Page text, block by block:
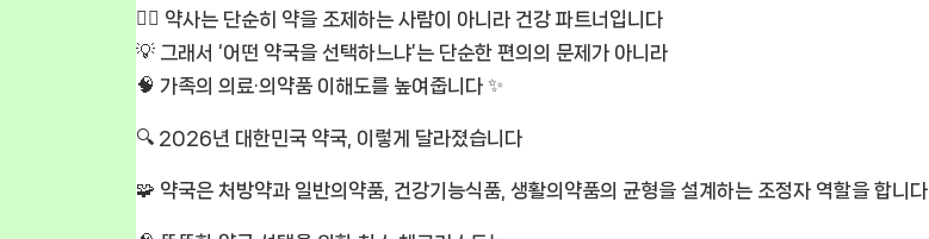
🧑‍⚕️ 약사는 단순히 약을 조제하는 사람이 아니라 건강 파트너입니다
💡 그래서 ‘어떤 약국을 선택하느냐’는 단순한 편의의 문제가 아니라
🧠 가족의 의료·의약품 이해도를 높여줍니다 ✨
🔍 2026년 대한민국 약국, 이렇게 달라졌습니다
🧩 약국은 처방약과 일반의약품, 건강기능식품, 생활의약품의 균형을 설계하는 조정자 역할을 합니다